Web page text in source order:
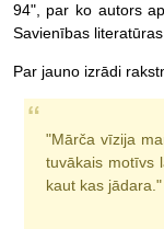
94", par ko autors
Savienības
Par jauno izrādi
"Mārča vīzija
tuvākais motīvs
kaut kas jādara."